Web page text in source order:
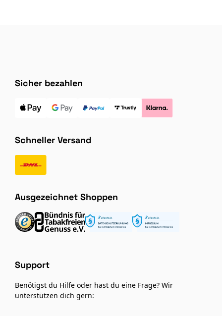
Sicher bezahlen
Schneller Versand
Ausgezeichnet Shoppen
Support
Benötigst du Hilfe oder hast du eine Frage? Wir
unterstützen dich gern: